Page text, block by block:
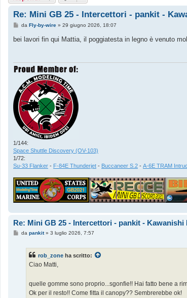
Re: Mini GB 25 - Intercettori - pankit -
M
s
s
i
o
da Fly-by-wire» 29 giugno 2026, 18:07
bei lavori fin qui Mattia, il poggiatesta in legno è venuto
1/144:
Space Shuttle Discovery (OV-103)
1/72:
Su-33 Flanker - F-84E Thunderjet - Buccaneer S.2 - A-6E TRAM
Re: Mini GB 25 - Intercettori - pankit - Kawanishi
Mda pankit» 3 luglio 2026, 7:57
rob_zone ha scritto:
Ciao Matti,
quelle gomme sono proprio...sgonfie!! Hai fatto bene a
Ok per il resto!! Come fitta il canopy?? Sembrerebbe ok!